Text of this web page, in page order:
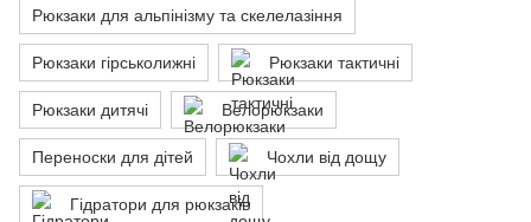
Рюкзаки для альпінізму та скелелазіння
Рюкзаки гірськолижні Рюкзаки тактичні
Рюкзаки дитячі Велорюкзаки
Переноски для дітей Чохли від дощу
Гідратори для рюкзаків